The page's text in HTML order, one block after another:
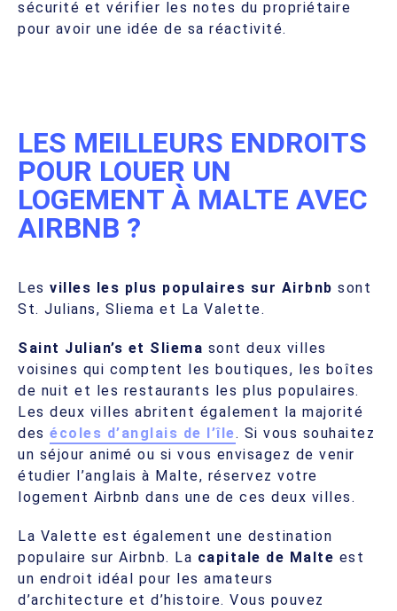
sécurité et vérifier les notes du propriétaire
pour avoir une idée de sa réactivité.
LES MEILLEURS ENDROITS
POUR LOUER UN
LOGEMENT À MALTE AVEC
AIRBNB ?
Les villes les plus populaires sur Airbnb sont
St. Julians, Sliema et La Valette.
Saint Julian’s et Sliema sont deux villes
voisines qui comptent les boutiques, les boîtes
de nuit et les restaurants les plus populaires.
Les deux villes abritent également la majorité
des écoles d’anglais de l’île. Si vous souhaitez
un séjour animé ou si vous envisagez de venir
étudier l’anglais à Malte, réservez votre
logement Airbnb dans une de ces deux villes.
La Valette est également une destination
populaire sur Airbnb. La capitale de Malte est
un endroit idéal pour les amateurs
d’architecture et d’histoire. Vous pouvez